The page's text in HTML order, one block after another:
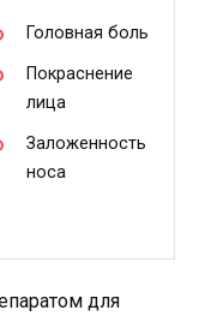
Головная боль
Покраснение
лица
Заложенность
носа
для